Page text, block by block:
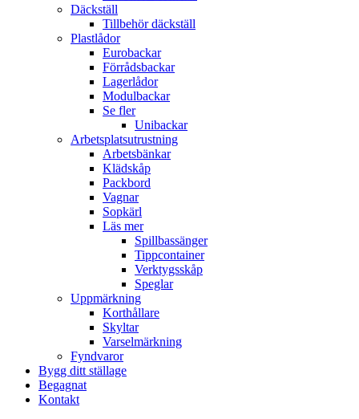
Däckställ
Tillbehör däckställ
Plastlådor
Eurobackar
Förrådsbackar
Lagerlådor
Modulbackar
Se fler
Unibackar
Arbetsplatsutrustning
Arbetsbänkar
Klädskåp
Packbord
Vagnar
Sopkärl
Läs mer
Spillbassänger
Tippcontainer
Verktygsskåp
Speglar
Uppmärkning
Korthållare
Skyltar
Varselmärkning
Fyndvaror
Bygg ditt ställage
Begagnat
Kontakt